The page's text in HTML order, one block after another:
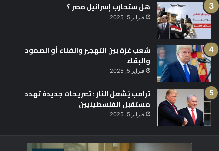
هل ستحارب إسرائيل مصر ؟
فبراير 5, 2025
شعب غزة بين التهجير والفناء أو الصمود
والبقاء
فبراير 5, 2025
ترامب يُشعل النار : تصريحات جديدة تهدد
مستقبل الفلسطينيين
فبراير 5, 2025